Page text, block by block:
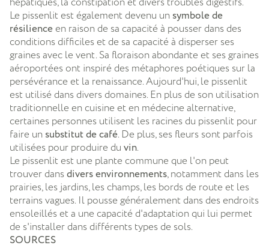
Le pissenlit est également devenu un symbole de
résilienceen raison de sa capacité à pousser dans des
conditions difficiles et de sa capacité à disperser ses
graines avec le vent. Sa floraison abondante et ses graines
aéroportées ont inspiré des métaphores poétiques sur la
persévérance et la renaissance. Aujourd'hui, le pissenlit
est utilisé dans divers domaines. En plus de son utilisation
traditionnelle en cuisine et en médecine alternative,
certaines personnes utilisent les racines du pissenlit pour
faire un substitut de café. De plus, ses fleurs sont parfois
utilisées pour produire du vin.
Le pissenlit est une plante commune que l'on peut
trouver dansdivers environnements, notamment dans les
prairies, les jardins, les champs, les bords de route et les
terrains vagues. Il pousse généralement dans des endroits
ensoleillés et a une capacité d'adaptation qui lui permet
de s'installer dans différents types de sols.
SOURCES